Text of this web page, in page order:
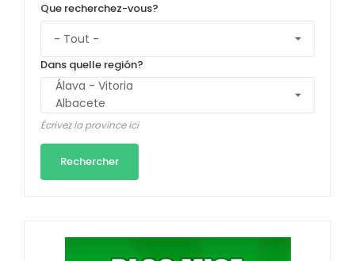
Que recherchez-vous?
Dans quelle región?
Écrivez la province ici